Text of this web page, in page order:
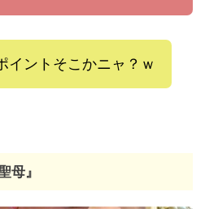
イントそこかニャ？ｗ
母』